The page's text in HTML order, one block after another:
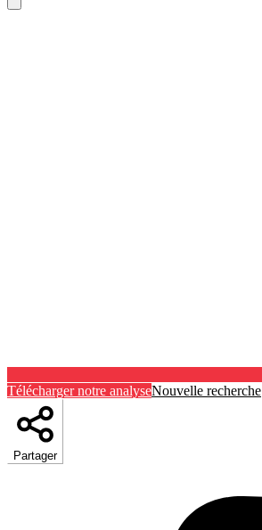
Télécharger notre analyseNouvelle recherche
Partager